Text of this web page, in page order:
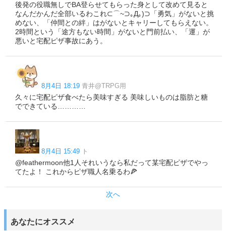
後発の役職無しでBA登らせてもらった身として改めて見ると
なんだかんだ全部いるわこれ⊂⌒~⊃｡Д｡)⊃「勇気」がないと挑
めない、「仲間との絆」はがないとキャリーしてもらえない。
2時間という「途方もない時間」がないと門前払い、「運」が
悪いと宅配ピザ事故にあう。
8月4日 18:19 青井@TRPG用
久々に宅配ピザ食べたら美味すぎる 美味しいものは脂肪と糖
でできている…………
8月4日 15:49 ト
@feathermoon他1人それいうなら私だって某宅配ピザでやっ
てたよ！ これからピザ職人名乗るわ🍕
次へ
あなたにオススメ